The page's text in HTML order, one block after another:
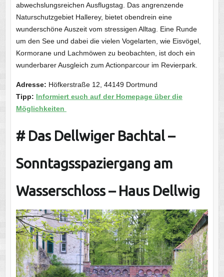
abwechslungsreichen Ausflugstag. Das angrenzende
Naturschutzgebiet Hallerey, bietet obendrein eine
wunderschöne Auszeit vom stressigen Alltag. Eine Runde
um den See und dabei die vielen Vogelarten, wie Eisvögel,
Kormorane und Lachmöwen zu beobachten, ist doch ein
wunderbarer Ausgleich zum Actionparcour im Revierpark.
Adresse: Höfkerstraße 12, 44149 Dortmund
Tipp: Informiert euch auf der Homepage über die
Möglichkeiten
# Das Dellwiger Bachtal –
Sonntagsspaziergang am
Wasserschloss – Haus Dellwig